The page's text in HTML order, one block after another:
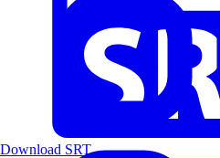
Download SRT